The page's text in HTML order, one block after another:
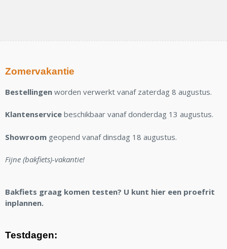
Zomervakantie
Bestellingen worden verwerkt vanaf zaterdag 8 augustus.
Klantenservice beschikbaar vanaf donderdag 13 augustus.
Showroom geopend vanaf dinsdag 18 augustus.
Fijne (bakfiets)-vakantie!
Bakfiets graag komen testen? U kunt hier een proefrit
inplannen.
Testdagen: